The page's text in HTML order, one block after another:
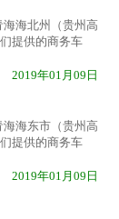
海北州（贵州高
提供的商务车
2019年01月09日
海东市（贵州高
提供的商务车
2019年01月09日